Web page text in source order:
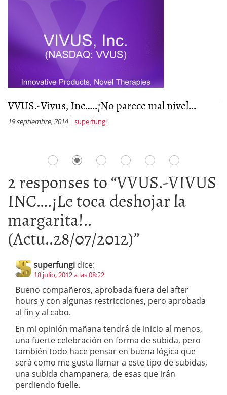
VVUS.-Vivus, Inc…..¡No parece mal nivel...
19 septiembre, 2014| superfungi
2 responses to “VVUS.-VIVUS
INC….¡Le toca deshojar la
margarita!..
(Actu..28/07/2012)”
superfungi dice:
18 julio, 2012 a las 08:22
Bueno compañeros, aprobada fuera del after
hours y con algunas restricciones, pero aprobada
al fin y al cabo.
En mi opinión mañana tendrá de inicio al menos,
una fuerte celebración en forma de subida, pero
también todo hace pensar en buena lógica que
será como me gusta llamar a este tipo de subidas,
una subida champanera, de esas que irán
perdiendo fuelle.